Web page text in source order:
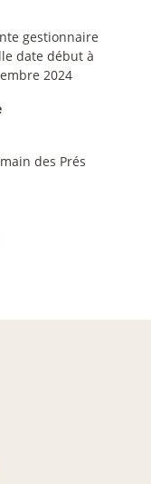
gestionnaire
date début à
2024
des Prés